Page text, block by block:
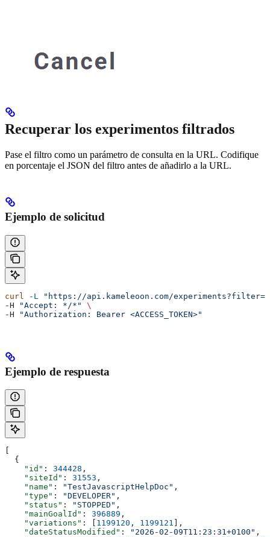
Recuperar los experimentos filtrados
Pase el filtro como un parámetro de consulta en la URL. Codifique
en porcentaje el JSON del filtro antes de añadirlo a la URL.
Ejemplo de solicitud
curl -L "https://api.kameleoon.com/
-H
"Accept: */*"
\
-H
"Authorization: Bearer <ACCESS_TOKEN>"
Ejemplo de respuesta
  {
    "id"
: 344428 ,
    "siteId"
: 31553 ,
    "name"
: "TestJavascriptHelpDoc" ,
    "type"
: "DEVELOPER" ,
    "status"
: "STOPPED" ,
    "mainGoalId"
: 396889 ,
    "variations"
: [ 1199120 , 1199121 ],
    "dateStatusModified"
: "2026-02-09T11:23:31+0100" ,